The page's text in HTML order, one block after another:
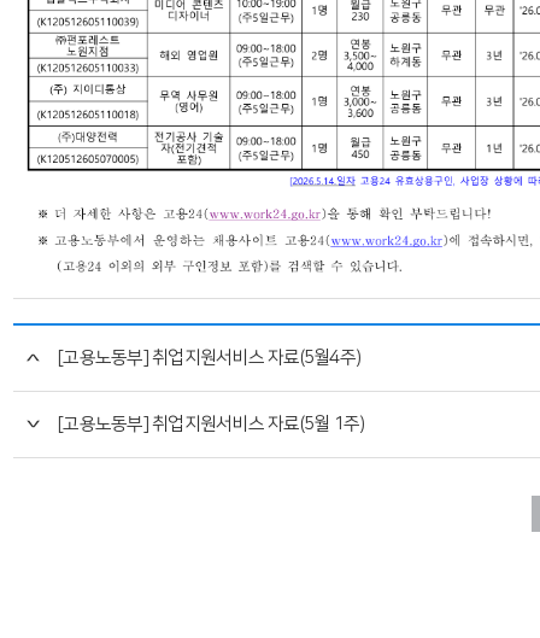
[고용노동부] 취업지원서비스 자료(5월4주)
[고용노동부] 취업지원서비스 자료(5월 1주)